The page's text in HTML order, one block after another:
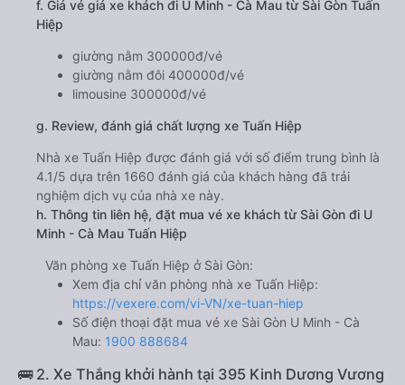
f. Giá vé giá xe khách đi U Minh - Cà Mau từ Sài Gòn Tuấn
Hiệp
giường nằm 300000đ/vé
giường nằm đôi 400000đ/vé
limousine 300000đ/vé
g. Review, đánh giá chất lượng xe Tuấn Hiệp
Nhà xe Tuấn Hiệp được đánh giá với số điểm trung bình là
4.1/5 dựa trên 1660 đánh giá của khách hàng đã trải
nghiệm dịch vụ của nhà xe này.
h. Thông tin liên hệ, đặt mua vé xe khách từ Sài Gòn đi U
Minh - Cà Mau Tuấn Hiệp
Văn phòng xe Tuấn Hiệp ở Sài Gòn:
Xem địa chỉ văn phòng nhà xe Tuấn Hiệp:
https://vexere.com/vi-VN/xe-tuan-hiep
Số điện thoại đặt mua vé xe Sài Gòn U Minh - Cà
Mau: 1900 888684
🚌 2. Xe Thắng khởi hành tại 395 Kinh Dương Vương